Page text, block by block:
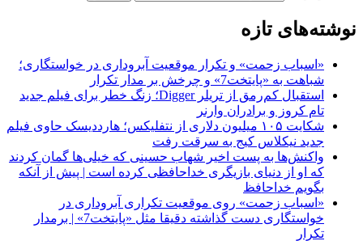
نوشته‌های تازه
«اسباب زحمت» و تکرار موقعیت آبروداری در خواستگاری؛
شباهت به «پایتخت7» و چرخش بر مدار تکرار
استقبال کم‌رمق از تریلر Digger؛ زنگ خطر برای فیلم جدید
تام کروز و برادران وارنر
شکایت ۱۰۵ میلیون دلاری از نتفلیکس؛ هارددیسک حاوی فیلم
جدید نیکلاس کیج به سرقت رفت
واکنش‌ها به پست اخیر شهاب حسینی که خیلی‌ها گمان کردند
که او از دنیای بازیگری خداحافظی کرده است | پیش از آنکه
بگویم خداحافظ
«اسباب زحمت» روی موقعیت تکراری آبروداری در
خواستگاری دست گذاشته دقیقا مثل «پایتخت7» | برمدار
تکرار